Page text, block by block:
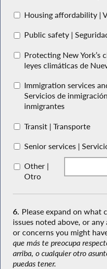
Housing affordability |
Public safety |
Protecting New York’s
leyes climáticas de
Immigration services
Servicios de
inmigrantes
Transit | Transporte
Senior services |
Other |
Otro
6. Please expand on what
issues noted above, or
or concerns you might
que más te preocupa
arriba, o cualquier otro
puedas tener.